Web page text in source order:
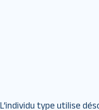
L’individu type utilise